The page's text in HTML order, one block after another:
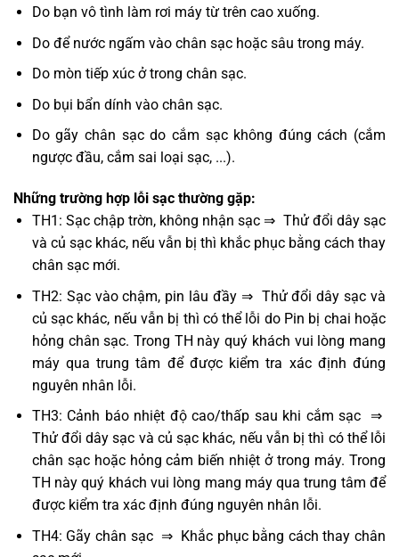
Do bạn vô tình làm rơi máy từ trên cao xuống.
Do để nước ngấm vào chân sạc hoặc sâu trong máy.
Do mòn tiếp xúc ở trong chân sạc.
Do bụi bẩn dính vào chân sạc.
Do gãy chân sạc do cắm sạc không đúng cách (cắm
ngược đầu, cắm sai loại sạc, ...).
Những trường hợp lỗi sạc thường gặp:
TH1: Sạc chập trờn, không nhận sạc ⇒ Thử đổi dây sạc
và củ sạc khác, nếu vẫn bị thì khắc phục bằng cách thay
chân sạc mới.
TH2: Sạc vào chậm, pin lâu đầy ⇒ Thử đổi dây sạc và
củ sạc khác, nếu vẫn bị thì có thể lỗi do Pin bị chai hoặc
hỏng chân sạc. Trong TH này quý khách vui lòng mang
máy qua trung tâm để được kiểm tra xác định đúng
nguyên nhân lỗi.
TH3: Cảnh báo nhiệt độ cao/thấp sau khi cắm sạc ⇒
Thử đổi dây sạc và củ sạc khác, nếu vẫn bị thì có thể lỗi
chân sạc hoặc hỏng cảm biến nhiệt ở trong máy. Trong
TH này quý khách vui lòng mang máy qua trung tâm để
được kiểm tra xác định đúng nguyên nhân lỗi.
TH4: Gãy chân sạc ⇒ Khắc phục bằng cách thay chân